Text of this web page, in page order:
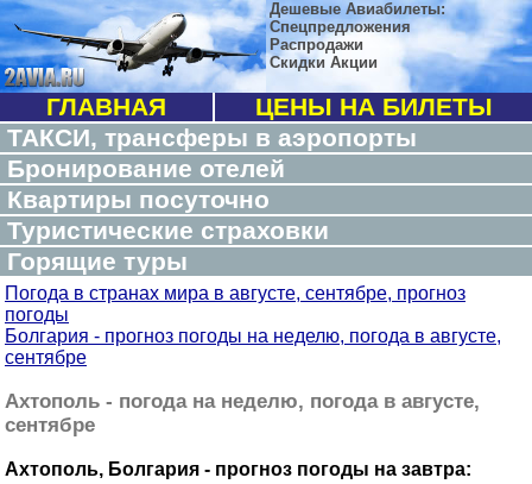
Дешевые Авиабилеты:
Спецпредложения
Распродажи
Скидки Акции
ГЛАВНАЯ
ЦЕНЫ НА БИЛЕТЫ
ТАКСИ, трансферы в аэропорты
Бронирование отелей
Квартиры посуточно
Туристические страховки
Горящие туры
Погода в странах мира в августе, сентябре, прогноз
погоды
Болгария - прогноз погоды на неделю, погода в августе,
сентябре
Ахтополь - погода на неделю, погода в августе,
сентябре
Ахтополь, Болгария - прогноз погоды на завтра: